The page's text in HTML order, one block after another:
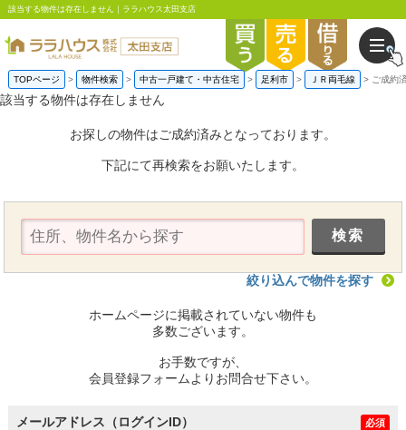
該当する物件は存在しません｜ララハウス太田支店
TOPページ 物件検索 中古一戸建て・中古住宅 足利市 ＪＲ両毛線 ご成約
該当する物件は存在しません
お探しの物件はご成約済みとなっております。
下記にて再検索をお願いたします。
絞り込んで物件を探す
ホームページに掲載されていない物件も
多数ございます。
お手数ですが、
会員登録フォームよりお問合せ下さい。
メールアドレス（ログインID） 必須